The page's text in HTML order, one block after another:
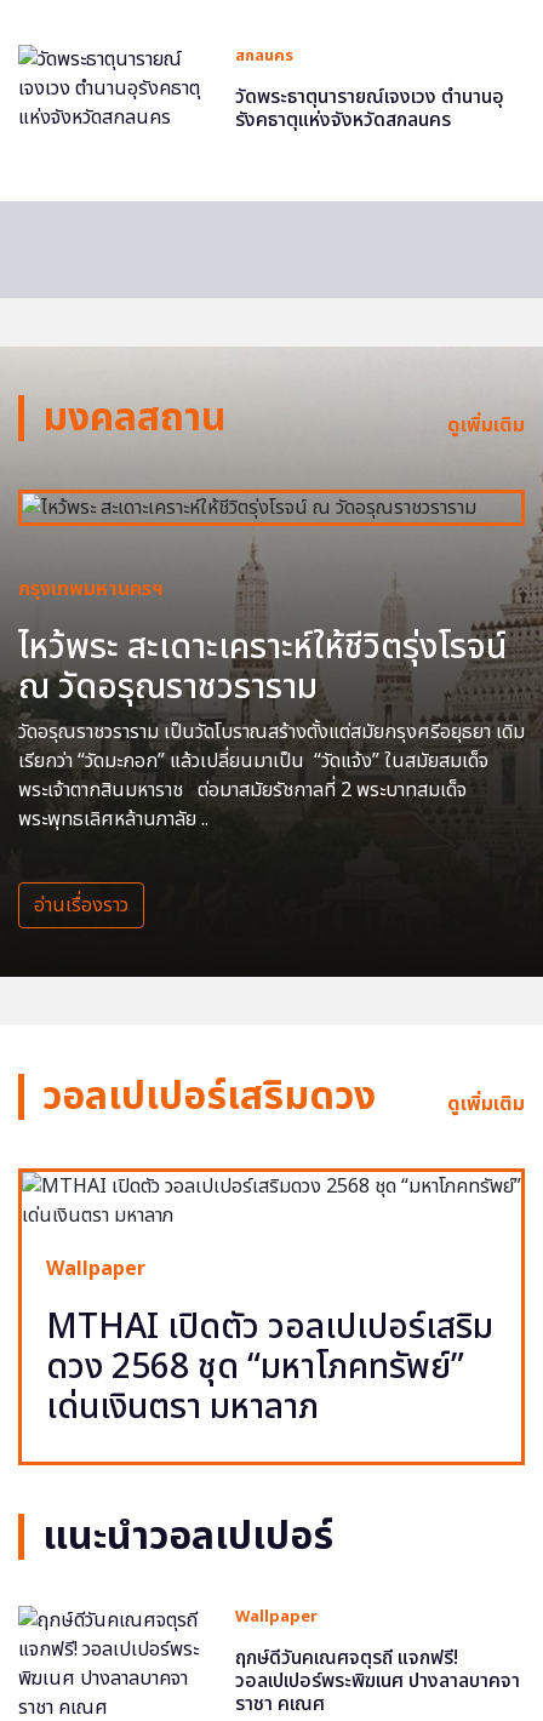
สกลนคร
วัดพระธาตุนารายณ์เจงเวง ตำนานอุ
รังคธาตุแห่งจังหวัดสกลนคร
มงคลสถาน ดูเพิ่มเติม
กรุงเทพมหานครฯ
ไหว้พระ สะเดาะเคราะห์ให้ชีวิตรุ่งโรจน์
ณ วัดอรุณราชวราราม
วัดอรุณราชวราราม เป็นวัดโบราณสร้างตั้งแต่สมัยกรุงศรีอยุธยา เดิม
เรียกว่า “วัดมะกอก” แล้วเปลี่ยนมาเป็น “วัดแจ้ง” ในสมัยสมเด็จ
พระเจ้าตากสินมหาราช ต่อมาสมัยรัชกาลที่ 2 พระบาทสมเด็จ
พระพุทธเลิศหล้านภาลัย ..
อ่านเรื่องราว
วอลเปเปอร์เสริมดวง ดูเพิ่มเติม
Wallpaper
MTHAI เปิดตัว วอลเปเปอร์เสริม
ดวง 2568 ชุด “มหาโภคทรัพย์”
เด่นเงินตรา มหาลาภ
แนะนำวอลเปเปอร์
Wallpaper
ฤกษ์ดีวันคเณศจตุรถี แจกฟรี!
วอลเปเปอร์พระพิฆเนศ ปางลาลบาคจา
ราชา คเณศ